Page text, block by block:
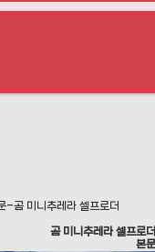
-곰 미니추레라 셀프로더
곰 미니추레라 셀프로
본문